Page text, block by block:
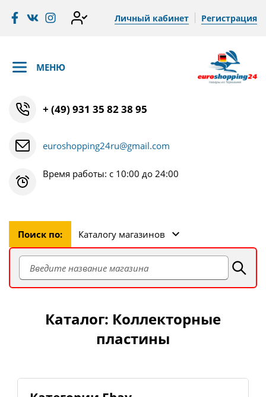
Личный кабинет Регистрация
МЕНЮ
+ (49) 931 35 82 38 95
euroshopping24ru@gmail.com
Время работы: с 10:00 до 24:00
Поиск по: Каталогу магазинов
Каталог: Коллекторные
пластины